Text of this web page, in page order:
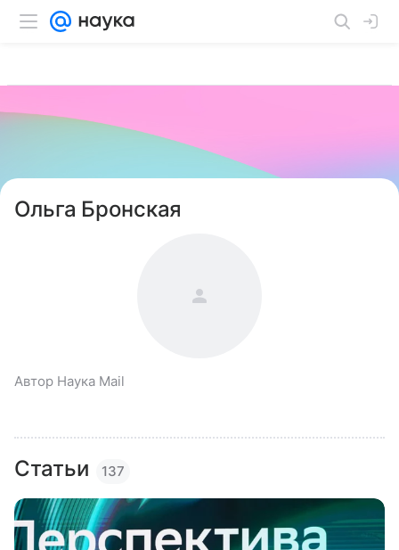
Ольга Бронская
Автор Наука Mail
Статьи 137